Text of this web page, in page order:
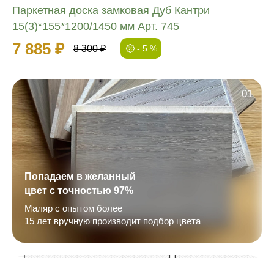
Паркетная доска замковая Дуб Кантри
15(3)*155*1200/1450 мм Арт. 745
7 885 ₽ 8 300 ₽ - 5 %
01
Попадаем в желанный
цвет с точностью 97%
Маляр с опытом более
15 лет вручную производит подбор цвета